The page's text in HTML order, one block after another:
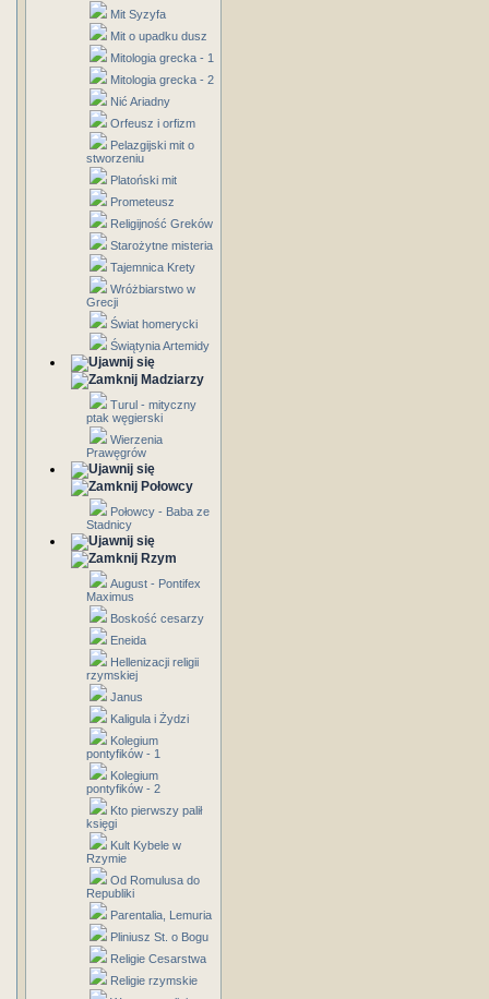
Mit Syzyfa
Mit o upadku dusz
Mitologia grecka - 1
Mitologia grecka - 2
Nić Ariadny
Orfeusz i orfizm
Pelazgijski mit o
stworzeniu
Platoński mit
Prometeusz
Religijność Greków
Starożytne misteria
Tajemnica Krety
Wróżbiarstwo w
Grecji
Świat homerycki
Świątynia Artemidy
Madziarzy
Turul - mityczny
ptak węgierski
Wierzenia
Prawęgrów
Połowcy
Połowcy - Baba ze
Stadnicy
Rzym
August - Pontifex
Maximus
Boskość cesarzy
Eneida
Hellenizacji religii
rzymskiej
Janus
Kaligula i Żydzi
Kolegium
pontyfików - 1
Kolegium
pontyfików - 2
Kto pierwszy palił
księgi
Kult Kybele w
Rzymie
Od Romulusa do
Republiki
Parentalia, Lemuria
Pliniusz St. o Bogu
Religie Cesarstwa
Religie rzymskie